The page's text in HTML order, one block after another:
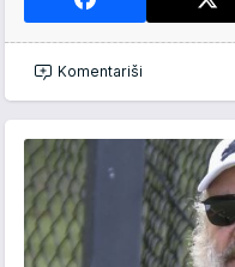
Komentariši